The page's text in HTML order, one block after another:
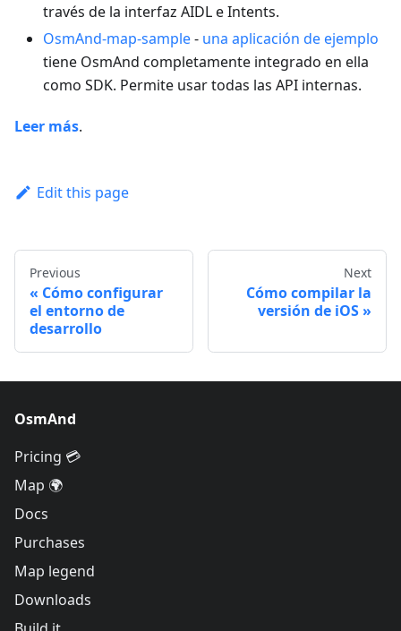
través de la interfaz AIDL e Intents.
OsmAnd-map-sample- una aplicación de ejemplo
tiene OsmAnd completamente integrado en ella
como SDK. Permite usar todas las API internas.
Leer más.
Edit this page
Previous
Cómo configurar
el entorno de
desarrollo
Next
Cómo compilar la
versión de iOS
OsmAnd
Pricing 💳
Map 🌍
Docs
Purchases
Map legend
Downloads